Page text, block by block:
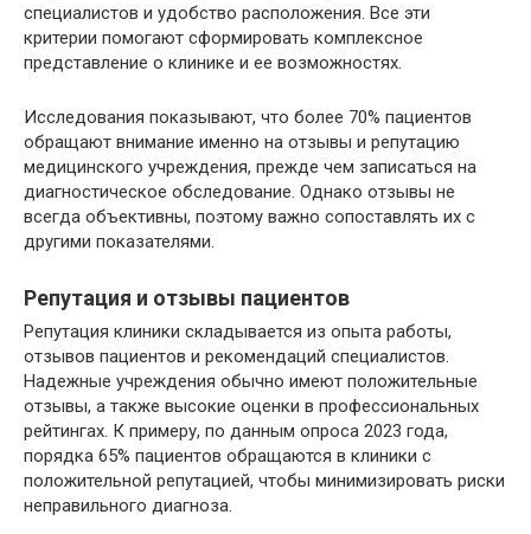
специалистов и удобство расположения. Все эти
критерии помогают сформировать комплексное
представление о клинике и ее возможностях.
Исследования показывают, что более 70% пациентов
обращают внимание именно на отзывы и репутацию
медицинского учреждения, прежде чем записаться на
диагностическое обследование. Однако отзывы не
всегда объективны, поэтому важно сопоставлять их с
другими показателями.
Репутация и отзывы пациентов
Репутация клиники складывается из опыта работы,
отзывов пациентов и рекомендаций специалистов.
Надежные учреждения обычно имеют положительные
отзывы, а также высокие оценки в профессиональных
рейтингах. К примеру, по данным опроса 2023 года,
порядка 65% пациентов обращаются в клиники с
положительной репутацией, чтобы минимизировать риски
неправильного диагноза.